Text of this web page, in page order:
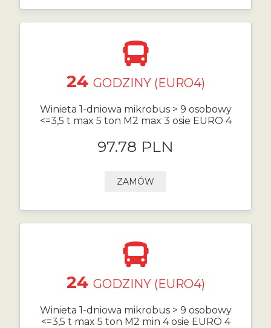
24 GODZINY (EURO4)
Winieta 1-dniowa mikrobus > 9 osobowy
<=3,5 t max 5 ton M2 max 3 osie EURO 4
97.78 PLN
ZAMÓW
24 GODZINY (EURO4)
Winieta 1-dniowa mikrobus > 9 osobowy
<=3,5 t max 5 ton M2 min 4 osie EURO 4